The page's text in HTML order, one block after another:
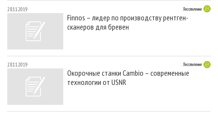
28.11.2019 Лесопиление
Finnos – лидер по производству рентген-
сканеров для бревен
28.11.2019 Лесопиление
Окорочные станки Cambio – cовременные
технологии от USNR